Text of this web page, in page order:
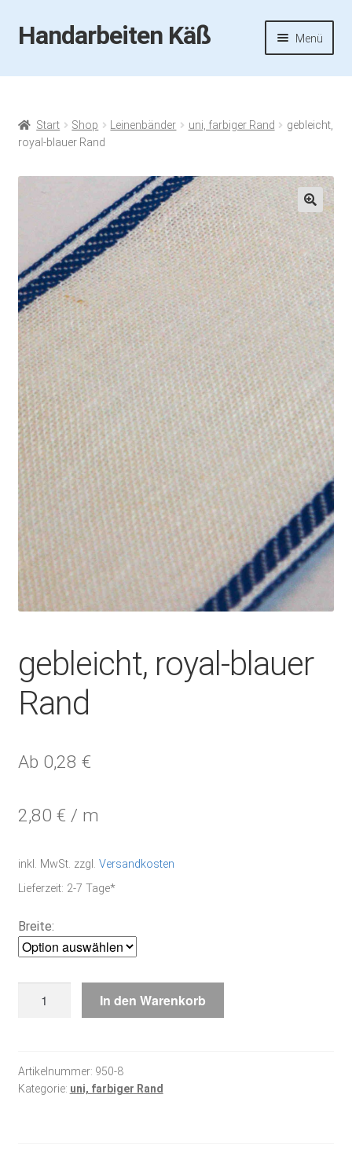
Zur
Navigation
Zum
Inhalt
Handarbeiten Käß Menü
Startseite
Aktuelles
Handarbeiten-Käß-Shop
Kasse
Mein Konto
Start Shop Leinenbänder uni, farbiger Rand
gebleicht,
royal-blauer Rand
🔍
gebleicht, royal-blauer
Rand
Ab 0,28 €
2,80 € / m
inkl. MwSt. zzgl. Versandkosten
Lieferzeit: 2-7 Tage*
Breite:
Menge
In den Warenkorb
Artikelnummer: 950-8
Kategorie: uni, farbiger Rand